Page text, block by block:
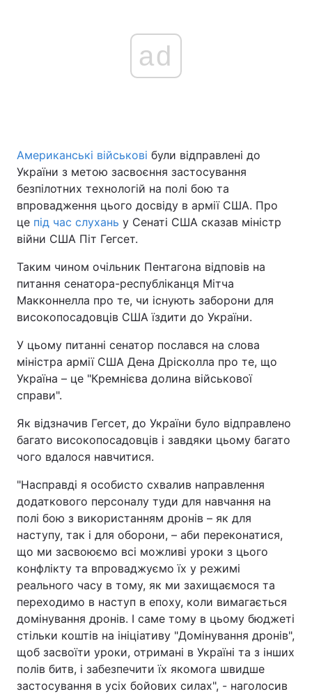
ad
Американські військові були відправлені до
України з метою засвоєння застосування
безпілотних технологій на полі бою та
впровадження цього досвіду в армії США. Про
це під час слухань у Сенаті США сказав міністр
війни США Піт Гегсет.
Таким чином очільник Пентагона відповів на
питання сенатора-республіканця Мітча
Макконнелла про те, чи існують заборони для
високопосадовців США їздити до України.
У цьому питанні сенатор послався на слова
міністра армії США Дена Дрісколла про те, що
Україна – це "Кремнієва долина військової
справи".
Як відзначив Гегсет, до України було відправлено
багато високопосадовців і завдяки цьому багато
чого вдалося навчитися.
"Насправді я особисто схвалив направлення
додаткового персоналу туди для навчання на
полі бою з використанням дронів – як для
наступу, так і для оборони, – аби переконатися,
що ми засвоюємо всі можливі уроки з цього
конфлікту та впроваджуємо їх у режимі
реального часу в тому, як ми захищаємося та
переходимо в наступ в епоху, коли вимагається
домінування дронів. І саме тому в цьому бюджеті
стільки коштів на ініціативу "Домінування дронів",
щоб засвоїти уроки, отримані в Україні та з інших
полів битв, і забезпечити їх якомога швидше
застосування в усіх бойових силах", - наголосив